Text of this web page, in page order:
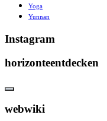
Yoga
Yunnan
Instagram
horizonteentdecken
webwiki